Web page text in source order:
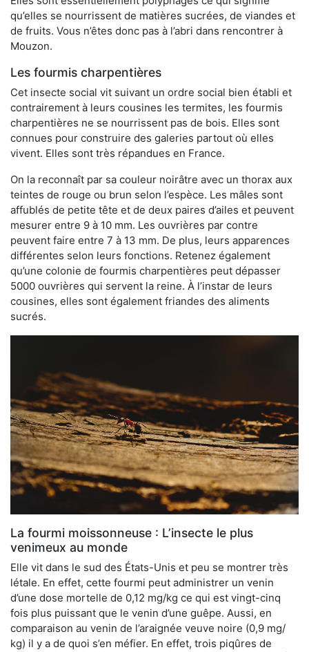
qu’elles se nourrissent de matières sucrées, de viandes et
de fruits. Vous n’êtes donc pas à l’abri dans rencontrer à
Mouzon.
Les fourmis charpentières
Cet insecte social vit suivant un ordre social bien établi et
contrairement à leurs cousines les termites, les fourmis
charpentières ne se nourrissent pas de bois. Elles sont
connues pour construire des galeries partout où elles
vivent. Elles sont très répandues en France.
On la reconnaît par sa couleur noirâtre avec un thorax aux
teintes de rouge ou brun selon l’espèce. Les mâles sont
affublés de petite tête et de deux paires d’ailes et peuvent
mesurer entre 9 à 10 mm. Les ouvrières par contre
peuvent faire entre 7 à 13 mm. De plus, leurs apparences
différentes selon leurs fonctions. Retenez également
qu’une colonie de fourmis charpentières peut dépasser
5000 ouvrières qui servent la reine. À l’instar de leurs
cousines, elles sont également friandes des aliments
sucrés.
La fourmi moissonneuse : L’insecte le plus
venimeux au monde
Elle vit dans le sud des États-Unis et peu se montrer très
létale. En effet, cette fourmi peut administrer un venin
d’une dose mortelle de 0,12 mg/kg ce qui est vingt-cinq
fois plus puissant que le venin d’une guêpe. Aussi, en
comparaison au venin de l’araignée veuve noire (0,9 mg/
kg) il y a de quoi s’en méfier. En effet, trois piqûres de